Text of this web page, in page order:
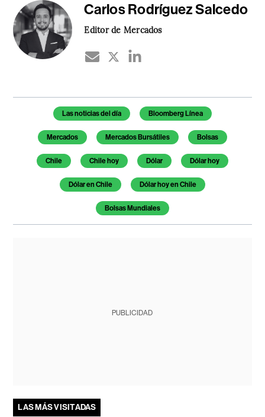
Carlos Rodríguez Salcedo
Editor de Mercados
Temas de este artículo
Las noticias del día Bloomberg Línea
Mercados Mercados Bursátiles Bolsas
Chile Chile hoy Dólar Dólar hoy
Dólar en Chile Dólar hoy en Chile
Bolsas Mundiales
PUBLICIDAD
LAS MÁS VISITADAS